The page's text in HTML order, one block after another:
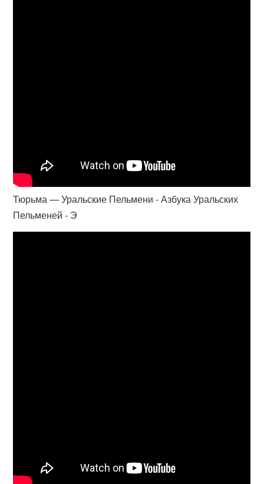
Тюрьма — Уральские Пельмени - Азбука Уральских
Пельменей - Э